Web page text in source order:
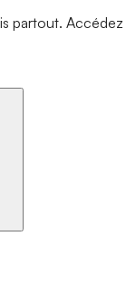
partout. Accédez